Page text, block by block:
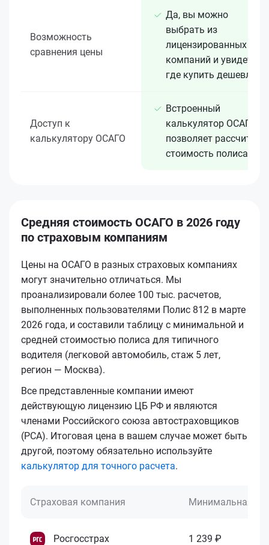
Возможность
сравнения цены
Да, вы можно
выбрать из
лицензированных 15+
компаний и увидеть,
где купить дешевле
Доступ к
калькулятору ОСАГО
Встроенный
калькулятор ОСАГО
позволяет рассчитать
стоимость полиса
Средняя стоимость ОСАГО в 2026 году
по страховым компаниям
Цены на ОСАГО в разных страховых компаниях
могут значительно отличаться. Мы
проанализировали более 100 тыс. расчетов,
выполненных пользователями Полис 812 в марте
2026 года, и составили таблицу с минимальной и
средней стоимостью полиса для типичного
водителя (легковой автомобиль, стаж 5 лет,
регион — Москва).
Все представленные компании имеют
действующую лицензию ЦБ РФ и являются
членами Российского союза автостраховщиков
(РСА). Итоговая цена в вашем случае может быть
другой, поэтому обязательно используйте
калькулятор для точного расчета.
Страховая компания Минимальная
Росгосстрах 1 239 ₽